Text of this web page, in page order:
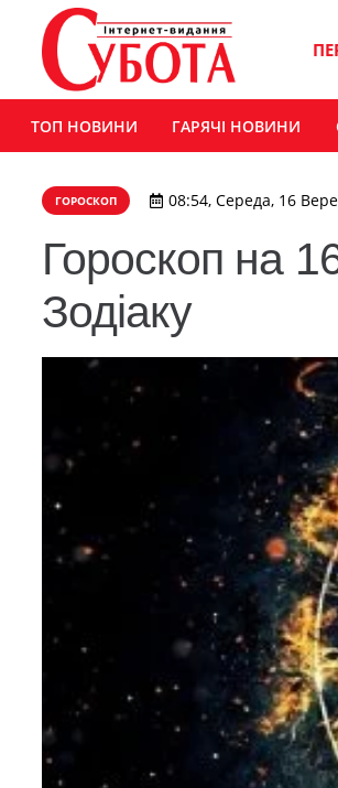
ТОП НОВИНИ ГАРЯЧІ НОВИНИ
ГОРОСКОП 08:54, Середа, 16
Гороскоп на
Зодіаку